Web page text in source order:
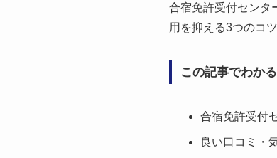
合宿免許受付センタ
用を抑える3つのコ
この記事でわか
合宿免許受付
良い口コミ・